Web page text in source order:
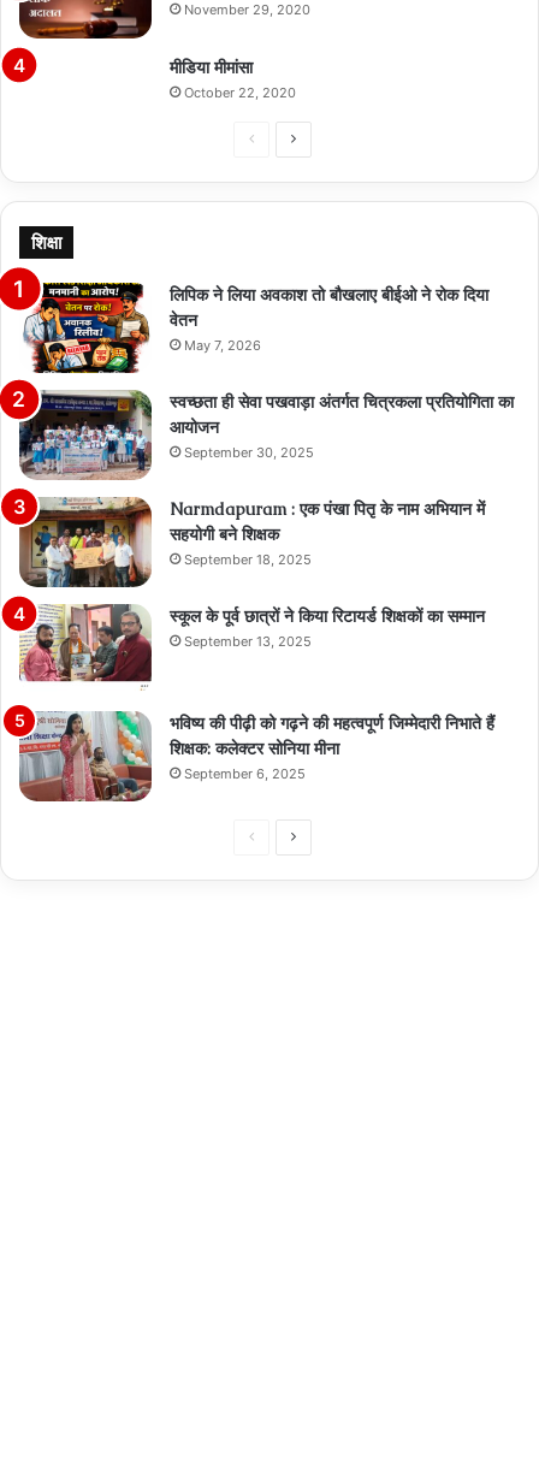
November 29, 2020
मीडिया मीमांसा
October 22, 2020
PreviousNext
शिक्षा
लिपिक ने लिया अवकाश तो बौखलाए बीईओ ने रोक दिया
वेतन
May 7, 2026
स्वच्छता ही सेवा पखवाड़ा अंतर्गत चित्रकला प्रतियोगिता का
आयोजन
September 30, 2025
Narmdapuram : एक पंखा पितृ के नाम अभियान में
सहयोगी बने शिक्षक
September 18, 2025
स्कूल के पूर्व छात्रों ने किया रिटायर्ड शिक्षकों का सम्मान
September 13, 2025
भविष्य की पीढ़ी को गढ़ने की महत्वपूर्ण जिम्मेदारी निभाते हैं
शिक्षक: कलेक्टर सोनिया मीना
September 6, 2025
PreviousNext